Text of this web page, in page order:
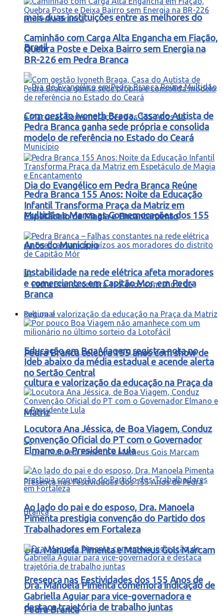
mais duas instituições entre as melhores do
Brasil
Dia do Evangélico em Pedra Branca Reúne
Multidão e Marca as Comemorações dos 155
Anos do Município
Pedra Branca celebra 155 anos com show de
cultura e valorização da educação na Praça da
Matriz
Dra. Manuela Pimenta e Matheus Gois Marcam
Presença nas Festividades dos 155 Anos de
Pedra Branca
Caminhão com Carga Alta Engancha em Fiação,
Quebra Poste e Deixa Bairro sem Energia na
BR-226 em Pedra Branca
Com gestão Ivoneth Braga, Casa do Autista de
Pedra Branca ganha sede própria e consolida
modelo de referência no Estado do Ceará
Pedra Branca 155 Anos: Noite da Educação
Infantil Transforma Praça da Matriz em
Espetáculo de Magia e Encantamento
Instabilidade na rede elétrica afeta moradores
e comerciantes em Capitão Mor, em Pedra
Branca
Regional
Educação em Boa Viagem registra nota no
Ideb abaixo da média estadual e acende alerta
no Sertão Central
Locutora Ana Jéssica, de Boa Viagem, Conduz
Convenção Oficial do PT com o Governador
Elmano e o Presidente Lula
Ao lado do pai e do esposo, Dra. Manoela
Pimenta prestigia convenção do Partido dos
Trabalhadores em Fortaleza
Dra. Manoela Pimenta comemora indicação de
Gabriella Aguiar para vice-governadora e
destaca trajetória de trabalho juntas